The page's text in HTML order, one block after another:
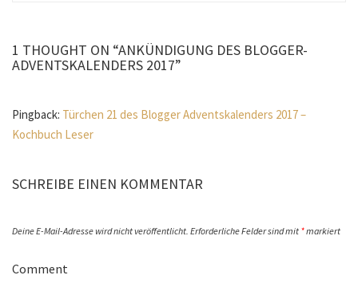
1 THOUGHT ON “ANKÜNDIGUNG DES BLOGGER-
ADVENTSKALENDERS 2017”
Pingback: Türchen 21 des Blogger Adventskalenders 2017 –
Kochbuch Leser
SCHREIBE EINEN KOMMENTAR
Deine E-Mail-Adresse wird nicht veröffentlicht. Erforderliche Felder sind mit *markiert
Comment